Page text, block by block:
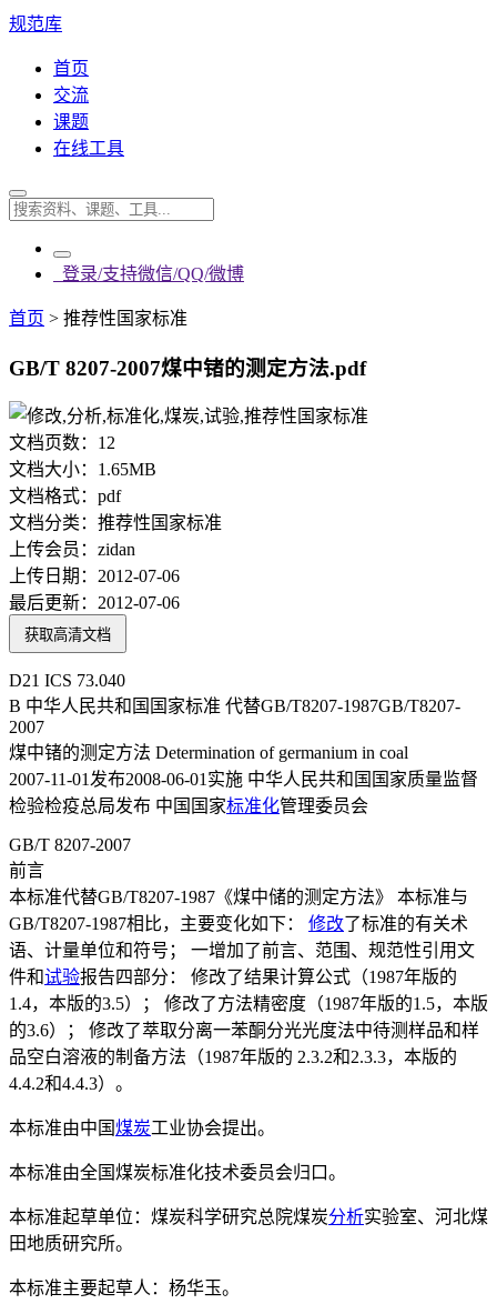
规范库
首页
交流
课题
在线工具
登录/支持微信/QQ/微博
首页 > 推荐性国家标准
GB/T 8207-2007煤中锗的测定方法.pdf
文档页数： 12
文档大小： 1.65MB
文档格式： pdf
文档分类： 推荐性国家标准
上传会员： zidan
上传日期： 2012-07-06
最后更新： 2012-07-06
获取高清文档
D21 ICS 73.040
B 中华人民共和国国家标准 代替GB/T8207-1987GB/T8207-
2007
煤中锗的测定方法 Determination of germanium in coal
2007-11-01发布2008-06-01实施 中华人民共和国国家质量监督
检验检疫总局发布 中国国家标准化管理委员会
GB/T 8207-2007
前言
本标准代替GB/T8207-1987《煤中储的测定方法》 本标准与
GB/T8207-1987相比，主要变化如下： 修改了标准的有关术
语、计量单位和符号； 一增加了前言、范围、规范性引用文
件和试验报告四部分： 修改了结果计算公式（1987年版的
1.4，本版的3.5）； 修改了方法精密度（1987年版的1.5，本版
的3.6）； 修改了萃取分离一苯酮分光光度法中待测样品和样
品空白溶液的制备方法（1987年版的 2.3.2和2.3.3，本版的
4.4.2和4.4.3）。
本标准由中国煤炭工业协会提出。
本标准由全国煤炭标准化技术委员会归口。
本标准起草单位：煤炭科学研究总院煤炭分析实验室、河北煤
田地质研究所。
本标准主要起草人：杨华玉。